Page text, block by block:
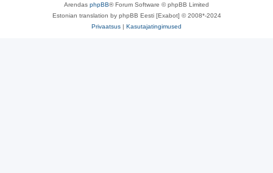
Arendas phpBB® Forum Software © phpBB Limited
Estonian translation by phpBB Eesti [Exabot] © 2008*-2024
Privaatsus | Kasutajatingimused